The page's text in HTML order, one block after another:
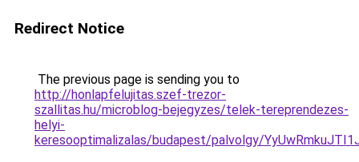
Redirect Notice
The previous page is sending you to
http://honlapfelujitas.szef-trezor-
szallitas.hu/microblog-bejegyzes/telek-tereprendezes-
helyi-
keresooptimalizalas/budapest/palvolgy/